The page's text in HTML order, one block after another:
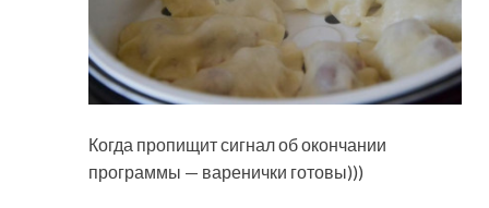
Когда пропищит сигнал об окончании
программы — варенички готовы)))